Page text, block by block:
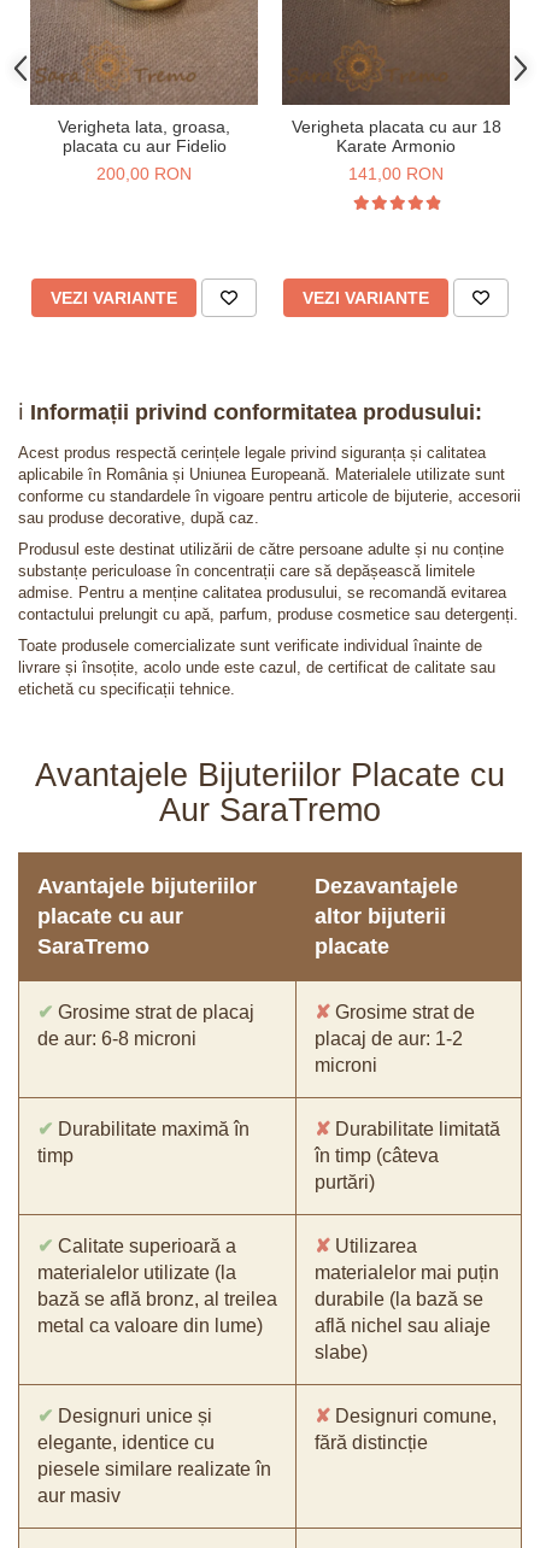
Verigheta lata, groasa,
placata cu aur Fidelio
200,00 RON
VEZI VARIANTE
Verigheta placata cu aur 18
Karate Armonio
141,00 RON
VEZI VARIANTE
ℹ️ Informații privind conformitatea produsului:
Acest produs respectă cerințele legale privind siguranța și calitatea
aplicabile în România și Uniunea Europeană. Materialele utilizate sunt
conforme cu standardele în vigoare pentru articole de bijuterie, accesorii
sau produse decorative, după caz.
Produsul este destinat utilizării de către persoane adulte și nu conține
substanțe periculoase în concentrații care să depășească limitele
admise. Pentru a menține calitatea produsului, se recomandă evitarea
contactului prelungit cu apă, parfum, produse cosmetice sau detergenți.
Toate produsele comercializate sunt verificate individual înainte de
livrare și însoțite, acolo unde este cazul, de certificat de calitate sau
etichetă cu specificații tehnice.
Avantajele Bijuteriilor Placate cu
Aur SaraTremo
Avantajele bijuteriilor
placate cu aur
SaraTremo
Dezavantajele
altor bijuterii
placate
✔ Grosime strat de placaj
de aur: 6-8 microni
✘ Grosime strat de
placaj de aur: 1-2
microni
✔ Durabilitate maximă în
timp
✘ Durabilitate limitată
în timp (câteva
purtări)
✔ Calitate superioară a
materialelor utilizate (la
bază se află bronz, al treilea
metal ca valoare din lume)
✘ Utilizarea
materialelor mai puțin
durabile (la bază se
află nichel sau aliaje
slabe)
✔ Designuri unice și
elegante, identice cu
piesele similare realizate în
aur masiv
✘ Designuri comune,
fără distincție